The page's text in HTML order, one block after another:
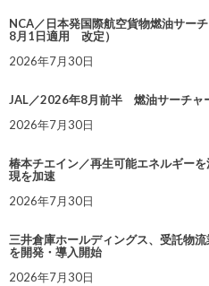
NCA／日本発国際航空貨物燃油サー
8月1日適用 改定）
2026年7月30日
JAL／2026年8月前半 燃油サーチャ
2026年7月30日
椿本チエイン／再生可能エネルギー
現を加速
2026年7月30日
三井倉庫ホールディングス、受託物
を開発・導入開始
2026年7月30日